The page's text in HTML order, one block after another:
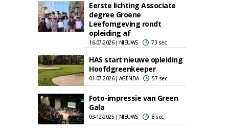
Eerste lichting Associate
degree Groene
Leefomgeving rondt
opleiding af
16-07-2026 | NIEUWS 73 sec
HAS start nieuwe opleiding
Hoofdgreenkeeper
01-07-2026 | AGENDA 57 sec
Foto-impressie van Green
Gala
03-12-2025 | NIEUWS 8 sec